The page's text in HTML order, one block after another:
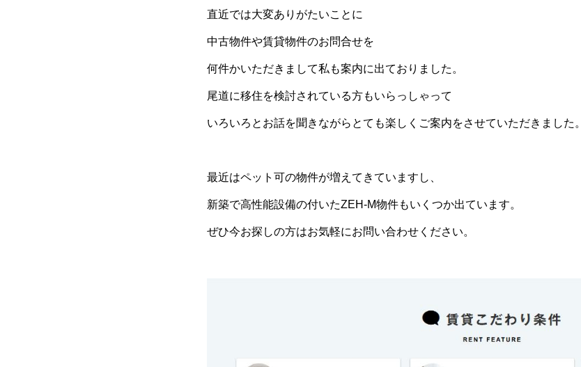
直近では大変ありがたいことに
中古物件や賃貸物件のお問合せを
何件かいただきまして私も案内に出ておりました。
尾道に移住を検討されている方もいらっしゃって
いろいろとお話を聞きながらとても楽しくご案内をさせていただきました。
最近はペット可の物件が増えてきていますし、
新築で高性能設備の付いたZEH-M物件もいくつか出ています。
ぜひ今お探しの方はお気軽にお問い合わせください。